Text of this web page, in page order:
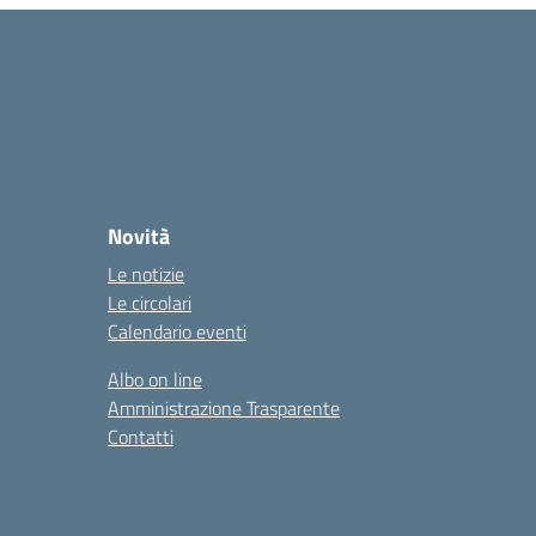
Novità
Le notizie
Le circolari
Calendario eventi
Albo on line
Amministrazione Trasparente
Contatti